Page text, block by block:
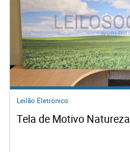
Leilão Eletrónico
Tela de Motivo Natureza